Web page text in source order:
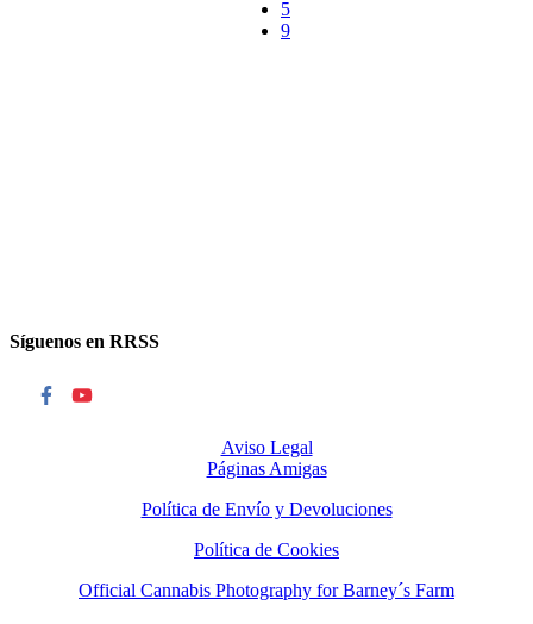
Síguenos en RRSS
Aviso Legal
Páginas Amigas
Política de Envío y Devoluciones
Política de Cookies
Official Cannabis Photography for Barney´s Farm